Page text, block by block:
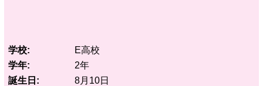
学校
E高校
学年
2年
誕生日
8月10日